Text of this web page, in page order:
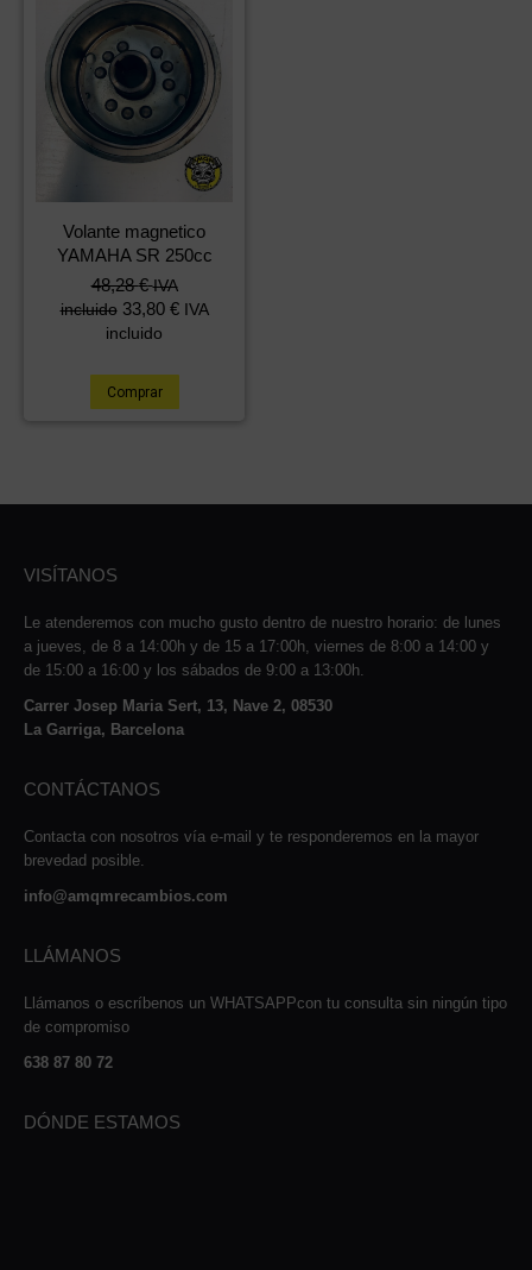
Volante magnetico
YAMAHA SR 250cc
48,28€ IVA
incluido 33,80 € IVA
incluido
Comprar
VISÍTANOS
Le atenderemos con mucho gusto dentro de nuestro horario: de lunes
a jueves, de 8 a 14:00h y de 15 a 17:00h, viernes de 8:00 a 14:00 y
de 15:00 a 16:00 y los sábados de 9:00 a 13:00h.
Carrer Josep Maria Sert, 13, Nave 2, 08530
La Garriga, Barcelona
CONTÁCTANOS
Contacta con nosotros vía e-mail y te responderemos en la mayor
brevedad posible.
info@amqmrecambios.com
LLÁMANOS
Llámanos o escríbenos un WHATSAPPcon tu consulta sin ningún tipo
de compromiso
638 87 80 72
DÓNDE ESTAMOS